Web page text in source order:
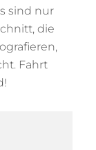
sind nur
die
Fahrt